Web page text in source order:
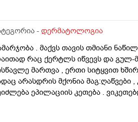
გამართლებილი სკალპის
თუ არა თმის გადანერგვა
- დერმატოლოგია
. მაქვს თავის თმიანი
რაც ქერტლს იწვევს და გულ-
მართვა , ერთი სიტყვით
არასდრის მქონია
ეპილაციის კეთება .
გააღიაზიანოს და მანდაც